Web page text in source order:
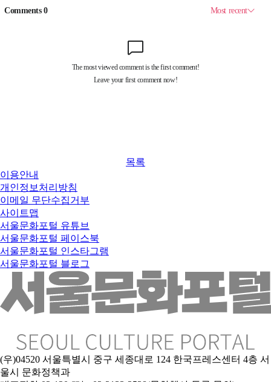
목록
이용안내
개인정보처리방침
이메일 무단수집거부
사이트맵
서울문화포털 유튜브
서울문화포털 페이스북
서울문화포털 인스타그램
서울문화포털 블로그
(우)04520 서울특별시 중구 세종대로 124 한국프레스센터 4층 서
울시 문화정책과